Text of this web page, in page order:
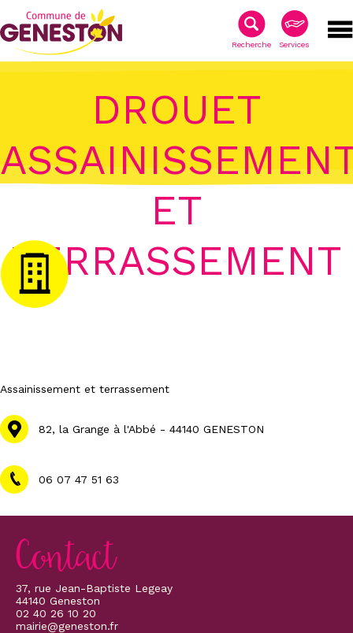
Recherche Services
DROUET
ET
TERRASSEMENT
Assainissement et terrassement
82, la Grange à l'Abbé - 44140 GENESTON
06 07 47 51 63
Contact
37, rue Jean-Baptiste Legeay
44140 Geneston
02 40 26 10 20
mairie@geneston.fr